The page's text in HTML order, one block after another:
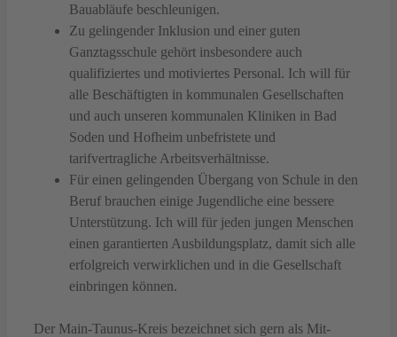
Bauabläufe beschleunigen.
Zu gelingender Inklusion und einer guten
Ganztagsschule gehört insbesondere auch
qualifiziertes und motiviertes Personal. Ich will für
alle Beschäftigten in kommunalen Gesellschaften
und auch unseren kommunalen Kliniken in Bad
Soden und Hofheim unbefristete und
tarifvertragliche Arbeitsverhältnisse.
Für einen gelingenden Übergang von Schule in den
Beruf brauchen einige Jugendliche eine bessere
Unterstützung. Ich will für jeden jungen Menschen
einen garantierten Ausbildungsplatz, damit sich alle
erfolgreich verwirklichen und in die Gesellschaft
einbringen können.
Der Main-Taunus-Kreis bezeichnet sich gern als Mit-